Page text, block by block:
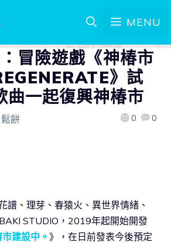
MENU
冒險遊戲《神椿市
》試
一起復興神椿市
鬆餅 0 0
譜、理芽、春猿火、異世界情緒、
STUDIO，2019年起開始開發
建設中。 》，在日前發表今後預定